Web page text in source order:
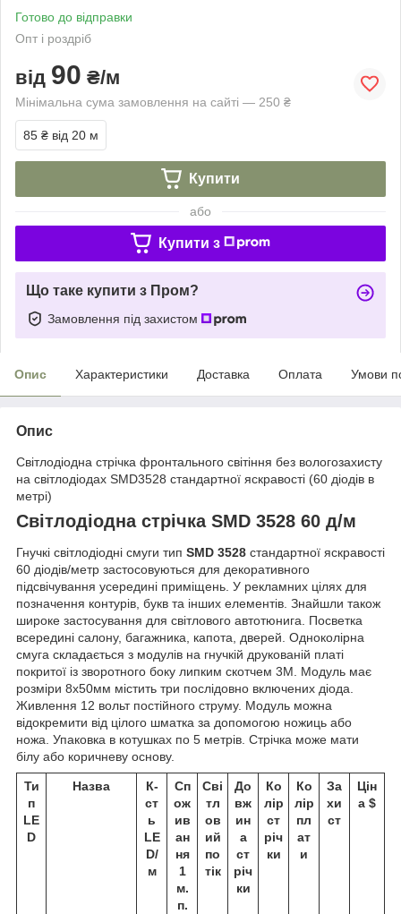
Готово до відправки
Опт і роздріб
від 90 ₴/м
Мінімальна сума замовлення на сайті — 250 ₴
85 ₴ від 20 м
Купити
або
Купити з
Що таке купити з Пром?
Замовлення під захистом
Опис Характеристики Доставка Оплата Умови
Опис
Світлодіодна стрічка фронтального світіння без вологозахисту
на світлодіодах SMD3528 стандартної яскравості (60 діодів в
метрі)
Світлодіодна стрічка SMD 3528 60 д/м
Гнучкі світлодіодні смуги тип SMD 3528 стандартної яскравості
60 діодів/метр застосовуються для декоративного
підсвічування усередині приміщень. У рекламних цілях для
позначення контурів, букв та інших елементів. Знайшли також
широке застосування для світлового автотюнига. Посветка
всередині салону, багажника, капота, дверей. Одноколірна
смуга складається з модулів на гнучкій друкованій платі
покритої із зворотного боку липким скотчем 3М. Модуль має
розміри 8х50мм містить три послідовно включених діода.
Живлення 12 вольт постійного струму. Модуль можна
відокремити від цілого шматка за допомогою ножиць або
ножа. Упаковка в котушках по 5 метрів. Стрічка може мати
білу або коричневу основу.
Ти
п
LE
D
Назва
К-
ст
ь
LE
D/
м
Сп
ож
ив
ан
ня
1
м.
п.
Сві
тл
ов
ий
по
тік
До
вж
ин
а
ст
річ
ки
Ко
лір
ст
річ
ки
Ко
лір
пл
ат
и
За
хи
ст
Цін
а $